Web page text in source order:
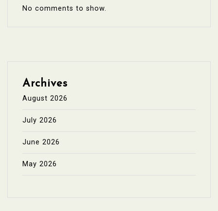
No comments to show.
Archives
August 2026
July 2026
June 2026
May 2026